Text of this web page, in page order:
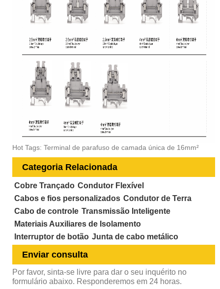
Hot Tags: Terminal de parafuso de camada única de 16mm²
Categoria Relacionada
Cobre Trançado Condutor Flexível
Cabos e fios personalizados Condutor de Terra
Cabo de controle Transmissão Inteligente
Materiais Auxiliares de Isolamento
Interruptor de botão Junta de cabo metálico
Enviar consulta
Por favor, sinta-se livre para dar o seu inquérito no
formulário abaixo. Responderemos em 24 horas.